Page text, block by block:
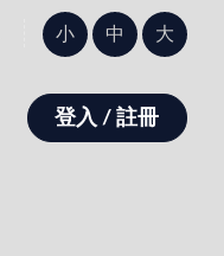
字
型
小：
小 中 大
登入 / 註冊